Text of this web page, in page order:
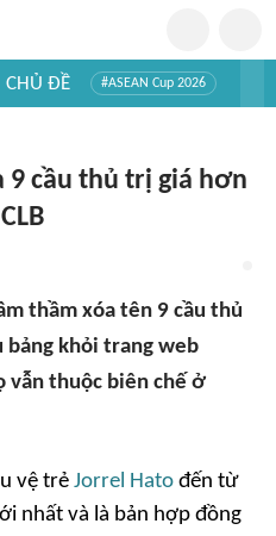
CHỦ ĐỀ #ASEAN Cup 2026
9 cầu thủ trị giá hơn
thầm xóa tên 9 cầu thủ
khỏi trang web
vẫn thuộc biên chế ở
vệ trẻ Jorrel Hato đến từ
nhất và là bản hợp đồng